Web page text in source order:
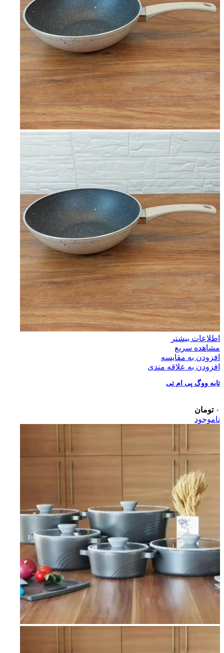
اطلاعات بیشتر
مشاهده سریع
افزودن به مقایسه
افزودن به علاقه مندی
تابه ووگ پی ام تی
۰ تومان
ناموجود